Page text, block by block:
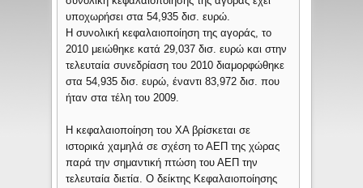
υποχωρήσει στα 54,935 δισ. ευρώ.
Η συνολική κεφαλαιοποίηση της αγοράς, το
2010 μειώθηκε κατά 29,037 δισ. ευρώ και στην
τελευταία συνεδρίαση του 2010 διαμορφώθηκε
στα 54,935 δισ. ευρώ, έναντι 83,972 δισ. που
ήταν στα τέλη του 2009.
Η κεφαλαιοποίηση του ΧΑ βρίσκεται σε
ιστορικά χαμηλά σε σχέση το ΑΕΠ της χώρας
παρά την σημαντική πτώση του ΑΕΠ την
τελευταία διετία. Ο δείκτης Κεφαλαιοποίησης